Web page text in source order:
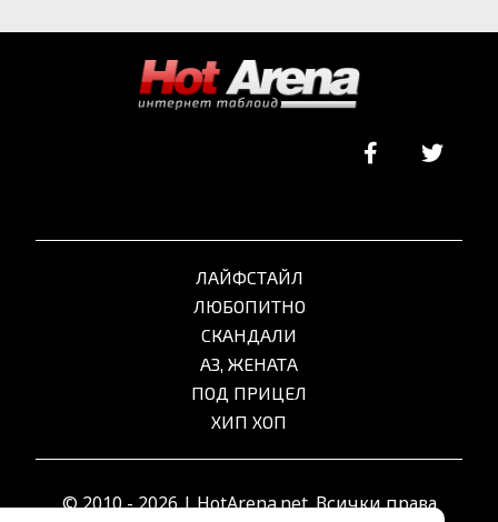
ЛАЙФСТАЙЛ
ЛЮБОПИТНО
СКАНДАЛИ
АЗ, ЖЕНАТА
ПОД ПРИЦЕЛ
ХИП ХОП
© 2010 - 2026 | HotArena.net. Всички права